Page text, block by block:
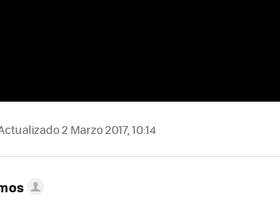
2 Marzo 2017, 10:14